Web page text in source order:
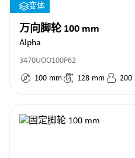
变体
万向脚轮 100 mm
Alpha
3470UOO100P62
100 mm 128 mm 200